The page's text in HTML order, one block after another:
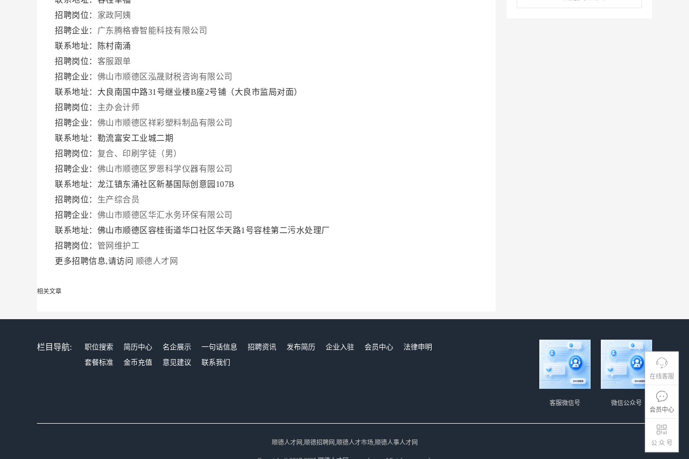
在线客服
会员中心
公 众 号
招聘岗位： 家政阿姨
招聘企业： 广东腾格睿智能科技有限公司
联系地址：陈村南涌
招聘岗位： 客服跟单
招聘企业： 佛山市顺德区泓晟财税咨询有限公司
联系地址：大良南国中路31号继业楼B座2号铺（大良市监局对面）
招聘岗位： 主办会计师
招聘企业： 佛山市顺德区祥彩塑料制品有限公司
联系地址：勒流富安工业城二期
招聘岗位： 复合、印刷学徒（男）
招聘企业： 佛山市顺德区罗恩科学仪器有限公司
联系地址：龙江镇东涌社区新基国际创意园107B
招聘岗位： 生产综合员
招聘企业： 佛山市顺德区华汇水务环保有限公司
联系地址：佛山市顺德区容桂街道华口社区华天路1号容桂第二污水处理厂
招聘岗位： 管网维护工
更多招聘信息,请访问 顺德人才网
相关文章
栏目导航: 职位搜索 简历中心 名企展示 一句话信息 招聘资讯 发布简历 企业入驻 会员中心
法律申明
套餐标准
金币充值 意见建议 联系我们
微信公众号
客服微信号
顺德人才网,顺德招聘网,顺德人才市场,顺德人事人才网